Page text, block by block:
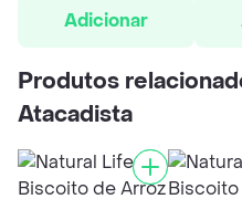
Adicionar
Produtos
Atacadista